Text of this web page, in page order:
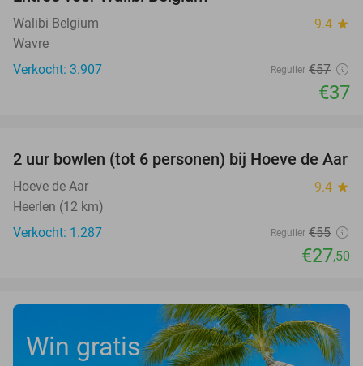
Walibi Belgium 9.4 star
Wavre
Verkocht: 3.907
Regulier €57
€37
50%
2 uur bowlen (tot 6 personen) bij Hoeve de Aar
Hoeve de Aar 9.4 star
Heerlen (12 km)
Verkocht: 1.287
Regulier €55
€27,50
Win gratis